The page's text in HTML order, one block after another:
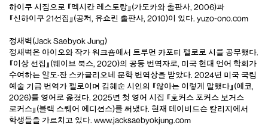
하이쿠 시집으로 『멕시칸 레스토랑』(가도카와 출판사, 2006)과
『신하이쿠 21선집』(공저, 유쇼린 출판사, 2010)이 있다. yuzo-ono.com
정새벽(Jack Saebyok Jung)
정새벽은 아이오와 작가 워크숍에서 트루먼 카포티 펠로로 시를 공부했다.
『이상 선집』(웨이브 북스, 2020)의 공동 번역자로, 미국 현대 언어 학회가
수여하는 알도·잔 스카글리오네 문학 번역상을 받았다. 2024년 미국 국립
예술 기금 번역가 펠로이며 김혜순 시인의 『않아는 이렇게 말했다』(에코,
2026)를 영어로 옮겼다. 2025년 첫 영어 시집 『호커스 포커스 보거스
로커스』(블랙 스퀘어 에디션스)를 써냈다. 현재 데이비드슨 칼리지에서
학생들을 가르치고 있다. www.jacksaebyokjung.com